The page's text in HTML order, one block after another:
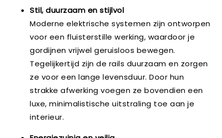
Stil, duurzaam en stijlvol
Moderne elektrische systemen zijn ontworpen
voor een fluisterstille werking, waardoor je
gordijnen vrijwel geruisloos bewegen.
Tegelijkertijd zijn de rails duurzaam en zorgen
ze voor een lange levensduur. Door hun
strakke afwerking voegen ze bovendien een
luxe, minimalistische uitstraling toe aan je
interieur.